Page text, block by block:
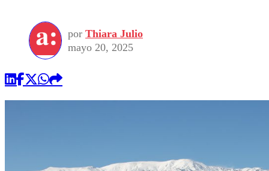
Seleccion Chilena
Torneo Internacional
Universidad de Chile
Economía
Internacional
Sustentabilidad
Publicaciones en medios
Opinión
por Thiara Julio
mayo 20, 2025